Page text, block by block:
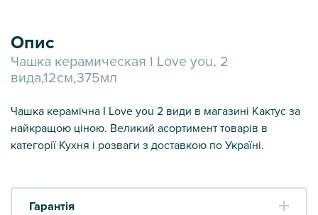
Опис
Чашка керамическая I Love you, 2
вида,12см,375мл
Чашка керамічна I Love you 2 види в магазині Кактус за
найкращою ціною. Великий асортимент товарів в
категорії Кухня і розваги з доставкою по Україні.
Гарантія